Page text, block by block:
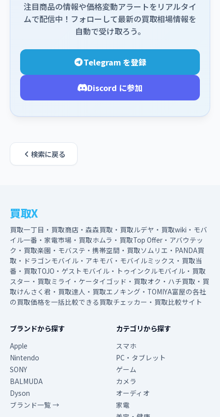
注目商品の情報や価格変動アラートをリアルタイ
ムで配信中！フォローして最新の買取相場情報を
自動で受け取ろう。
Telegram を登録
Discord に参加
検索に戻る
買取X
買取一丁目・買取商店・森森買取・買取ルデヤ・買取wiki・モバ
イル一番・家電市場・買取ホムラ・買取Top Offer・アバウテッ
ク・買取楽園・モバステ・携帯空間・買取ソムリエ・PANDA買
取・ドラゴンモバイル・アキモバ・モバイルミックス・買取当
番・買取TOJO・ゲストモバイル・トゥインクルモバイル・買取
スター・買取ミライ・ケータイゴッド・買取オク・ハチ買取・買
取けんさく君・買取達人・買取エノキング・TOMIYA富屋の各社
の買取価格を一括比較できる買取チェッカー・買取比較サイト
ブランドから探す
Apple
Nintendo
SONY
BALMUDA
Dyson
ブランド一覧 →
カテゴリから探す
スマホ
PC・タブレット
ゲーム
カメラ
オーディオ
家電